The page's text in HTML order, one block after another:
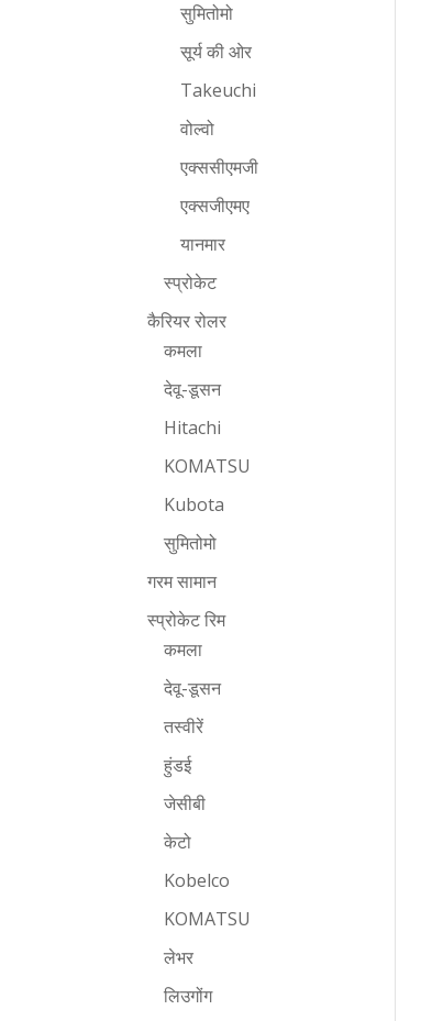
सुमितोमो
सूर्य की ओर
Takeuchi
वोल्वो
एक्ससीएमजी
एक्सजीएमए
यानमार
स्प्रोकेट
कैरियर रोलर
कमला
देवू-डूसन
Hitachi
KOMATSU
Kubota
सुमितोमो
गरम सामान
स्प्रोकेट रिम
कमला
देवू-डूसन
तस्वीरें
हुंडई
जेसीबी
केटो
Kobelco
KOMATSU
लेभर
लिउगोंग